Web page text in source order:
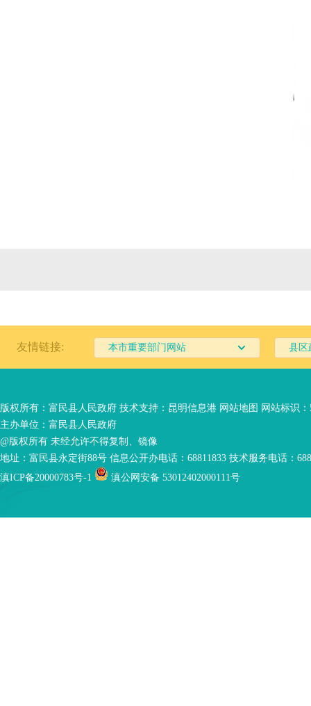
友情链接: 本市重要部门网站 县区
版权所有：富民县人民政府 技术支持： 昆明信息港 网站地图 网站标识：
主办单位：富民县人民政府
@版权所有 未经允许不得复制、镜像
地址：富民县永定街88号 信息公开办电话：68811833 技术服务电话：
滇ICP备20000783号-1
滇公网安备 53012402000111号